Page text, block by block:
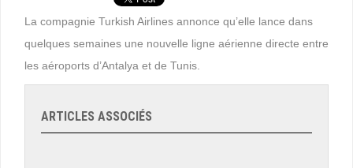
La compagnie Turkish Airlines annonce qu’elle lance dans
quelques semaines une nouvelle ligne aérienne directe entre
les aéroports d’Antalya et de Tunis.
ARTICLES ASSOCIÉS